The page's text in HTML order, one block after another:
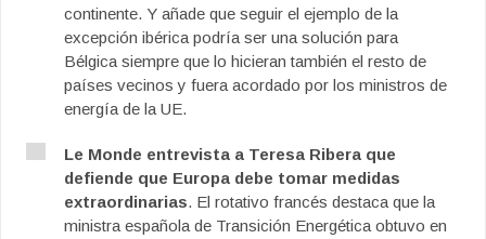
continente. Y añade que seguir el ejemplo de la
excepción ibérica podría ser una solución para
Bélgica siempre que lo hicieran también el resto de
países vecinos y fuera acordado por los ministros de
energía de la UE.
Le Monde entrevista a Teresa Ribera que
defiende que Europa debe tomar medidas
extraordinarias. El rotativo francés destaca que la
ministra española de Transición Energética obtuvo en